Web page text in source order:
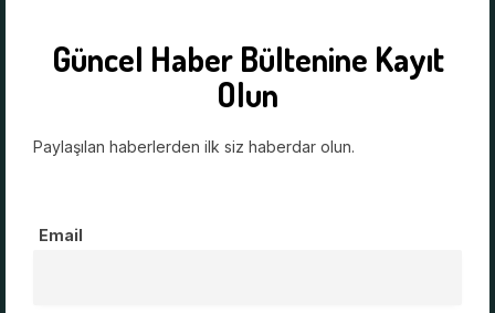
Güncel Haber Bültenine Kayıt
Olun
Paylaşılan haberlerden ilk siz haberdar olun.
Email